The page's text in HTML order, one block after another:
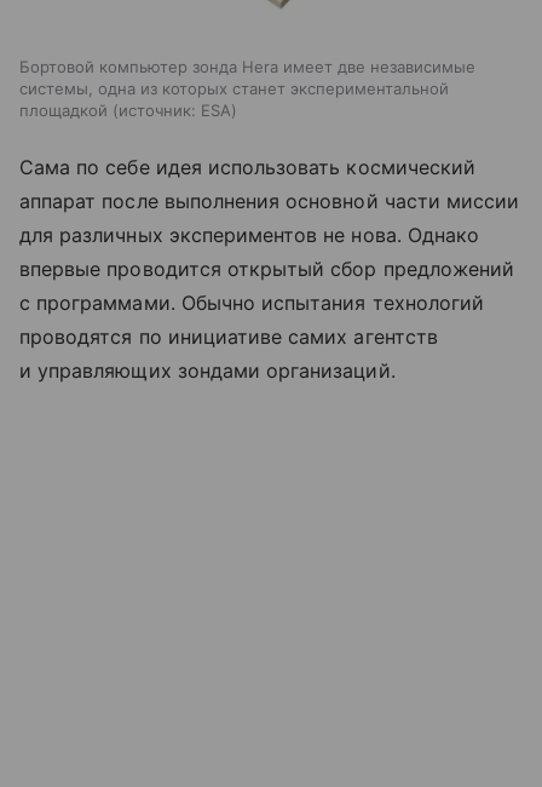
Бортовой компьютер зонда Hera имеет две независимые
системы, одна из которых станет экспериментальной
площадкой
источник: ESA
Сама по себе идея использовать космический
аппарат после выполнения основной части миссии
для различных экспериментов не нова. Однако
впервые проводится открытый сбор предложений
с программами. Обычно испытания технологий
проводятся по инициативе самих агентств
и управляющих зондами организаций.